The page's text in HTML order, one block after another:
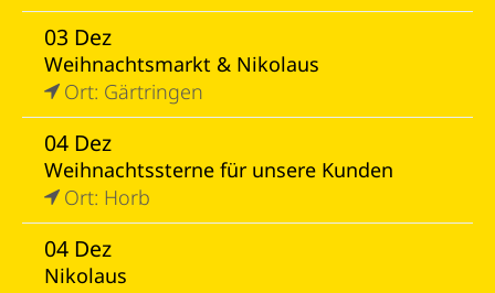
03 Dez
Weihnachtsmarkt & Nikolaus
Ort: Gärtringen
04 Dez
Weihnachtssterne für unsere Kunden
Ort: Horb
04 Dez
Nikolaus